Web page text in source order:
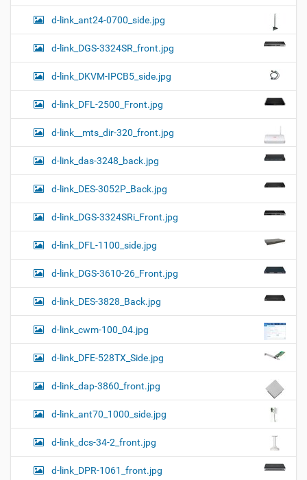
d-link_ant24-0700_side.jpg
d-link_DGS-3324SR_front.jpg
d-link_DKVM-IPCB5_side.jpg
d-link_DFL-2500_Front.jpg
d-link__mts_dir-320_front.jpg
d-link_das-3248_back.jpg
d-link_DES-3052P_Back.jpg
d-link_DGS-3324SRi_Front.jpg
d-link_DFL-1100_side.jpg
d-link_DGS-3610-26_Front.jpg
d-link_DES-3828_Back.jpg
d-link_cwm-100_04.jpg
d-link_DFE-528TX_Side.jpg
d-link_dap-3860_front.jpg
d-link_ant70_1000_side.jpg
d-link_dcs-34-2_front.jpg
d-link_DPR-1061_front.jpg